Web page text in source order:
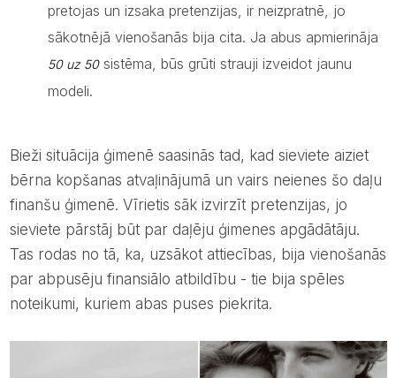
pretojas un izsaka pretenzijas, ir neizpratnē, jo
sākotnējā vienošanās bija cita. Ja abus apmierināja
50 uz 50sistēma, būs grūti strauji izveidot jaunu
modeli.
Bieži situācija ģimenē saasinās tad, kad sieviete aiziet
bērna kopšanas atvaļinājumā un vairs neienes šo daļu
finanšu ģimenē. Vīrietis sāk izvirzīt pretenzijas, jo
sieviete pārstāj būt par daļēju ģimenes apgādātāju.
Tas rodas no tā, ka, uzsākot attiecības, bija vienošanās
par abpusēju finansiālo atbildību - tie bija spēles
noteikumi, kuriem abas puses piekrita.